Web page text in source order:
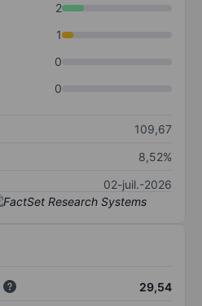
2
1
0
0
109,67
8,52%
02-juil.-2026
29,54